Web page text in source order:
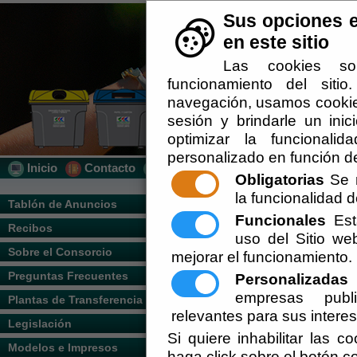
Sus opciones
en este sitio
Las cookies
funcionamiento del
navegación, usamos
sesión y brindarle un
optimizar la
personalizado en función
Obligatorias Se
la funcionalidad
Funcionales
uso del Sitio
mejorar el funcionamiento.
Personalizadas
empresas
relevantes para sus
Si quiere inhabilitar las
Inicio Contacto Localización
Tablón de Anuncios
Recibos
Sobre el Consorcio
Preguntas Frecuentes
Plantas de Transferencia
Legislación
Modelos e Impresos
Usted se encuentra
Mapa Web
Tablón de
Levante los Vélez
Recibos